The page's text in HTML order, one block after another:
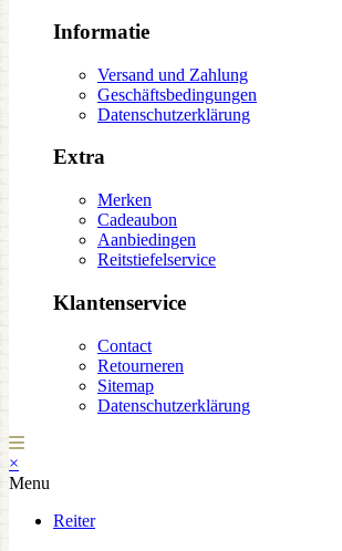
Informatie
Versand und Zahlung
Geschäftsbedingungen
Datenschutzerklärung
Extra
Merken
Cadeaubon
Aanbiedingen
Reitstiefelservice
Klantenservice
Contact
Retourneren
Sitemap
Datenschutzerklärung
×
Menu
Reiter